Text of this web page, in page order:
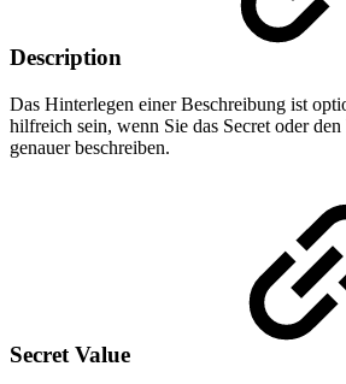
Description
Das Hinterlegen einer Beschreibung ist
hilfreich sein, wenn Sie das Secret oder
genauer beschreiben.
Secret Value